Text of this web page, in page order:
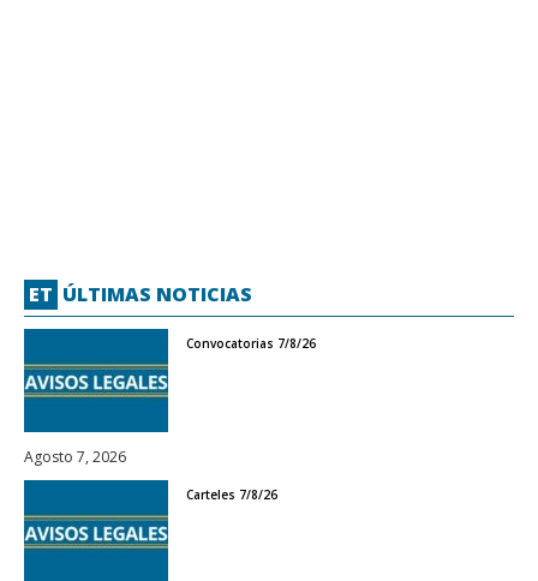
ET ÚLTIMAS NOTICIAS
Convocatorias 7/8/26
Agosto 7, 2026
Carteles 7/8/26